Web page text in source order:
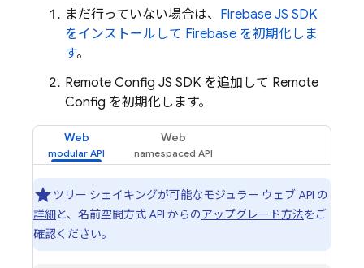
まだ行っていない場合は、 Firebase JS SDK
をインストールして Firebase を初期化しま
す。
Remote Config JS SDK を追加して Remote
Config を初期化します。
Web Web
ツリー シェイキングが可能なモジュラー ウェブ API の
詳細と、名前空間方式 API からのアップグレード方法をご
確認ください。